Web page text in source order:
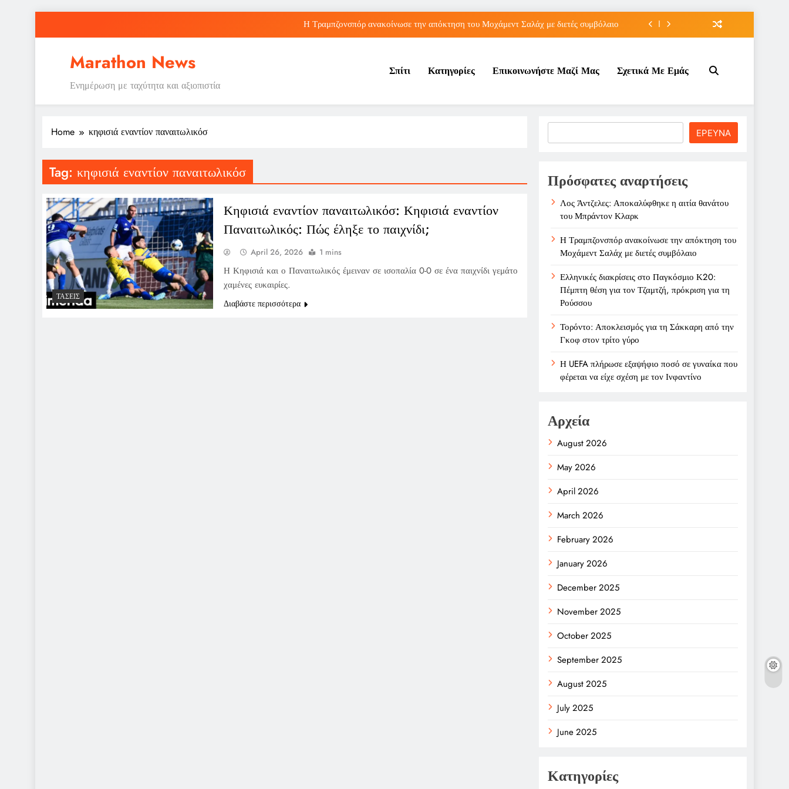
Η Τραμπζονσπόρ ανακοίνωσε την απόκτηση του Μοχάμεντ Σαλάχ με διετές συμβόλαιο
Τορόντο: Αποκλεισμός για τη Σάκκαρη από την Γκοφ στον τρίτο γύρο
Η Τραμπζονσπόρ ανακοίνωσε την απόκτηση του Μοχάμεντ Σαλάχ με διετές συμβόλαιο
Ελληνικές διακρίσεις στο Παγκόσμιο Κ20: Πέμπτη θέση για τον Τζαμτζή, πρόκριση για τη Ρούσσου
Marathon News
Ενημέρωση με ταχύτητα και αξιοπιστία
Σπίτι Κατηγορίες Επικοινωνήστε Μαζί Μας Σχετικά Με Εμάς
Home κηφισιά εναντίον παναιτωλικόσ
Tag: κηφισιά εναντίον παναιτωλικόσ
ΤΆΣΕΙΣ
Κηφισιά εναντίον παναιτωλικόσ: Κηφισιά εναντίον
Παναιτωλικός: Πώς έληξε το παιχνίδι;
April 26, 2026 1 mins
Η Κηφισιά και ο Παναιτωλικός έμειναν σε ισοπαλία 0-0 σε ένα παιχνίδι γεμάτο
χαμένες ευκαιρίες.
Διαβάστε περισσότερα
ΕΡΕΥΝΑ
Πρόσφατες αναρτήσεις
Λος Άντζελες: Αποκαλύφθηκε η αιτία θανάτου
του Μπράντον Κλαρκ
Η Τραμπζονσπόρ ανακοίνωσε την απόκτηση του
Μοχάμεντ Σαλάχ με διετές συμβόλαιο
Ελληνικές διακρίσεις στο Παγκόσμιο Κ20:
Πέμπτη θέση για τον Τζαμτζή, πρόκριση για τη
Ρούσσου
Τορόντο: Αποκλεισμός για τη Σάκκαρη από την
Γκοφ στον τρίτο γύρο
Η UEFA πλήρωσε εξαψήφιο ποσό σε γυναίκα που
φέρεται να είχε σχέση με τον Ινφαντίνο
Αρχεία
August 2026
May 2026
April 2026
March 2026
February 2026
January 2026
December 2025
November 2025
October 2025
September 2025
August 2025
July 2025
June 2025
Κατηγορίες